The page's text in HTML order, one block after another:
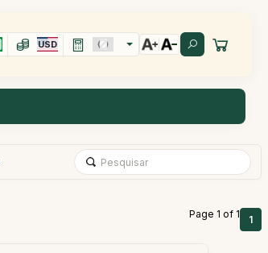
USD
Page 1 of 1 1